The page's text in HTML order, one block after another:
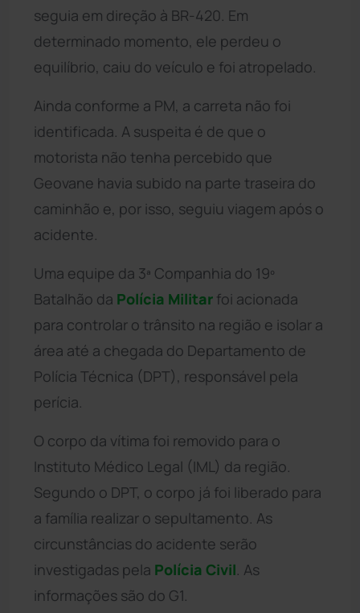
seguia em direção à BR-420. Em
determinado momento, ele perdeu o
equilíbrio, caiu do veículo e foi atropelado.
Ainda conforme a PM, a carreta não foi
identificada. A suspeita é de que o
motorista não tenha percebido que
Geovane havia subido na parte traseira do
caminhão e, por isso, seguiu viagem após o
acidente.
Uma equipe da 3ª Companhia do 19º
Batalhão da Polícia Militar foi acionada
para controlar o trânsito na região e isolar a
área até a chegada do Departamento de
Polícia Técnica (DPT), responsável pela
perícia.
O corpo da vítima foi removido para o
Instituto Médico Legal (IML) da região.
Segundo o DPT, o corpo já foi liberado para
a família realizar o sepultamento. As
circunstâncias do acidente serão
investigadas pela Polícia Civil . As
informações são do G1.